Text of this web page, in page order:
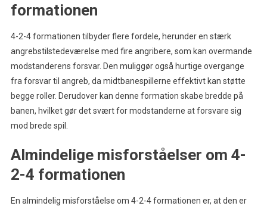
formationen
4-2-4 formationen tilbyder flere fordele, herunder en stærk
angrebstilstedeværelse med fire angribere, som kan overmande
modstanderens forsvar. Den muliggør også hurtige overgange
fra forsvar til angreb, da midtbanespillerne effektivt kan støtte
begge roller. Derudover kan denne formation skabe bredde på
banen, hvilket gør det svært for modstanderne at forsvare sig
mod brede spil.
Almindelige misforståelser om 4-
2-4 formationen
En almindelig misforståelse om 4-2-4 formationen er, at den er